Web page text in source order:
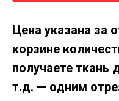
Цена указана за
корзине
получаете ткань
т.д. — одним